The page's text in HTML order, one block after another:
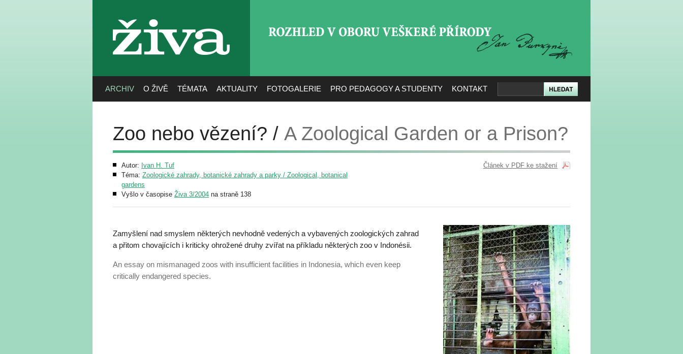
živa
ARCHIV O ŽIVĚ TÉMATA AKTUALITY FOTOGALERIE PRO PEDAGOGY A STUDENTY KONTAKT
Zoo nebo vězení? / A Zoological Garden or a Prison?
Autor: Ivan H. Tuf
Téma: Zoologické zahrady, botanické zahrady a parky / Zoological, botanical
gardens
Vyšlo v časopise Živa 3/2004 na straně 138
Článek v PDF ke stažení
Zamyšlení nad smyslem některých nevhodně vedených a vybavených zoologických zahrad
a přitom chovajících i kriticky ohrožené druhy zvířat na příkladu některých zoo v Indonésii.
An essay on mismanaged zoos with insufficient facilities in Indonesia, which even keep
critically endangered species.